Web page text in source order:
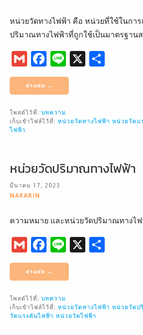
หน่วยวัดทางไฟฟ้า คือ หน่วยที่ใช้ในกา
ปริมาณทางไฟฟ้าที่ถูกใช้เป็นมาตรฐาน
G
m
ai
l
F
a
c
e
b
k
Li
n
e
X
อ่านต่อ →
โพสต์ไว้ที่: บทความ
เก็บเข้าไฟล์ไว้ที่: หน่วยวัดทางไฟฟ้า หน่วยวัดแ
ไฟฟ้า
หน่วยวัดปริมาณทางไฟฟ้า
มีนาคม 17, 2023
NAKARIN
ความหมาย และหน่วยวัดปริมาณทางไ
G
m
ai
l
F
a
c
e
b
o
Li
n
e
X
อ่านต่อ →
โพสต์ไว้ที่: บทความ
เก็บเข้าไฟล์ไว้ที่: หน่วยวัดทางไฟฟ้า หน่วยวัดป
วัดแรงดันไฟฟ้า หน่วยวัดไฟฟ้า